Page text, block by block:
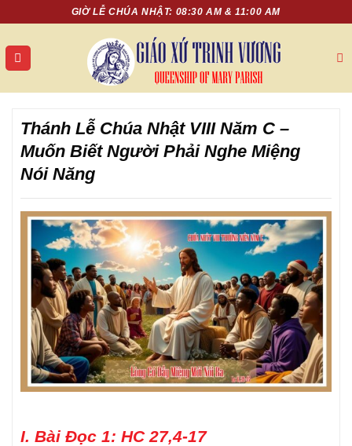
nội
dung
GIỜ LỄ CHÚA NHẬT: 08:30 AM & 11:00 AM
Thánh Lễ Chúa Nhật VIII Năm C –
Muốn Biết Người Phải Nghe Miệng
Nói Năng
I. Bài Đọc 1: HC 27,4-17